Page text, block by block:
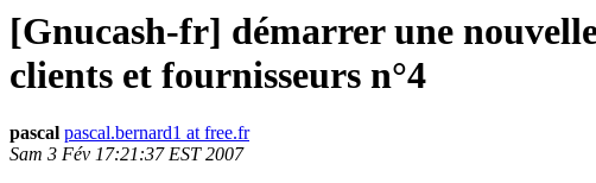
[Gnucash-fr] démarrer une
clients et fournisseurs n°4
pascal pascal.bernard1 at free.fr
Sam 3 Fév 17:21:37 EST 2007